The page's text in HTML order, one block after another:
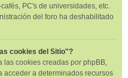
PC's de universidades, etc.
del foro ha deshabilitado
cookies del Sitio"?
las cookies creadas por phpBB,
acceder a determinados recursos